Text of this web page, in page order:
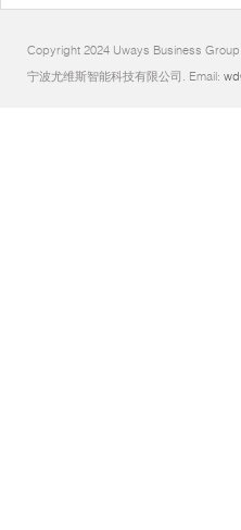
Copyright 2024 Uways Business
宁波尤维斯智能科技有限公司. Email: